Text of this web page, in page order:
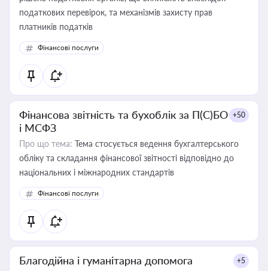
податкових перевірок, та механізмів захисту прав
платників податків
Фінансові послуги
Фінансова звітність та бухоблік за П(С)БО
і МСФЗ
+50
Про що тема: Тема стосується ведення бухгалтерського
обліку та складання фінансової звітності відповідно до
національних і міжнародних стандартів
Фінансові послуги
Благодійна і гуманітарна допомога +5